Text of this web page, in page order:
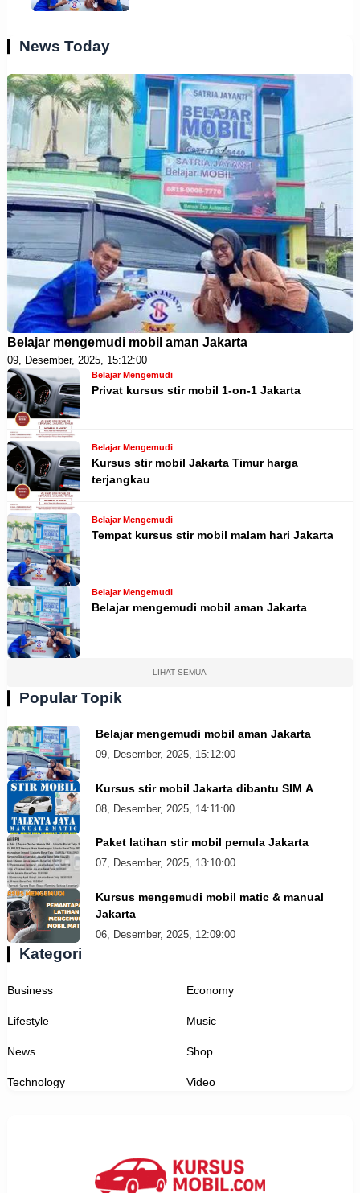
News Today
Belajar mengemudi mobil aman Jakarta
09, Desember, 2025, 15:12:00
Belajar Mengemudi
Privat kursus stir mobil 1-on-1 Jakarta
Belajar Mengemudi
Kursus stir mobil Jakarta Timur harga
terjangkau
Belajar Mengemudi
Tempat kursus stir mobil malam hari Jakarta
Belajar Mengemudi
Belajar mengemudi mobil aman Jakarta
LIHAT SEMUA
Popular Topik
Belajar mengemudi mobil aman Jakarta
09, Desember, 2025, 15:12:00
Kursus stir mobil Jakarta dibantu SIM A
08, Desember, 2025, 14:11:00
Paket latihan stir mobil pemula Jakarta
07, Desember, 2025, 13:10:00
Kursus mengemudi mobil matic & manual
Jakarta
06, Desember, 2025, 12:09:00
Kategori
Business Economy
Lifestyle Music
News Shop
Technology Video